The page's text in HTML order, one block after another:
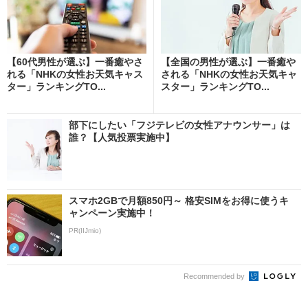
【60代男性が選ぶ】一番癒やさ
れる「NHKの女性お天気キャス
ター」ランキングTO...
【全国の男性が選ぶ】一番癒や
される「NHKの女性お天気キャ
スター」ランキングTO...
部下にしたい「フジテレビの女性アナウンサー」は
誰？【人気投票実施中】
スマホ2GBで月額850円～ 格安SIMをお得に使うキ
ャンペーン実施中！
PR(IIJmio)
Recommended by